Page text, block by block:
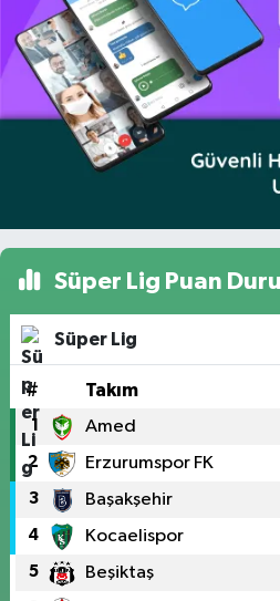
Süper Lig Puan
Süper Lig
# Takım
1 Amed
2 Erzurumspor FK
3 Başakşehir
4 Kocaelispor
5 Beşiktaş